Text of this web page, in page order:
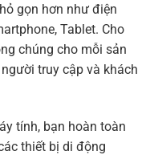
gọn hơn như điện
Tablet. Cho
chúng cho mỗi sản
truy cập và khách
tính, bạn hoàn toàn
thiết bị di động